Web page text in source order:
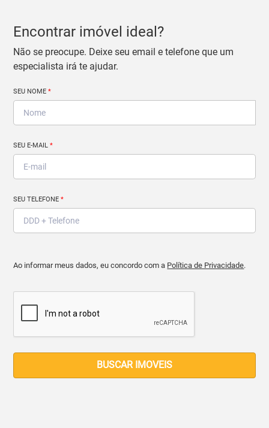
Encontrar imóvel ideal?
Não se preocupe. Deixe seu email e telefone que um
especialista irá te ajudar.
SEU NOME*
SEU E-MAIL*
SEU TELEFONE*
Ao informar meus dados, eu concordo com a Política de Privacidade.
BUSCAR IMOVEIS